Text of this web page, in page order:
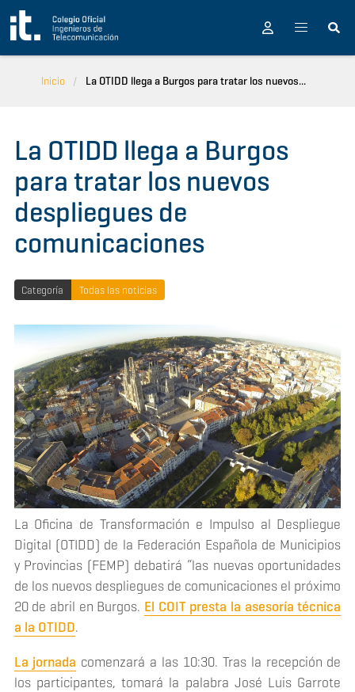
Pasar al contenido principal
Inicio La OTIDD llega a Burgos para tratar los nuevos...
La OTIDD llega a Burgos
para tratar los nuevos
despliegues de
comunicaciones
Categoría Todas las noticias
La Oficina de Transformación e Impulso al Despliegue
Digital (OTIDD) de la Federación Española de Municipios
y Provincias (FEMP) debatirá “las nuevas oportunidades
de los nuevos despliegues de comunicaciones el próximo
20 de abril en Burgos. El COIT presta la asesoría técnica
a la OTIDD.
La jornada comenzará a las 10:30. Tras la recepción de
los participantes, tomará la palabra José Luis Garrote